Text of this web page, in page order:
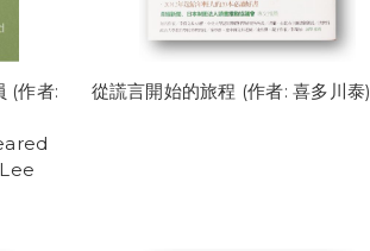
(作者:
從謊言開始的旅程 (作者: 喜多川泰)